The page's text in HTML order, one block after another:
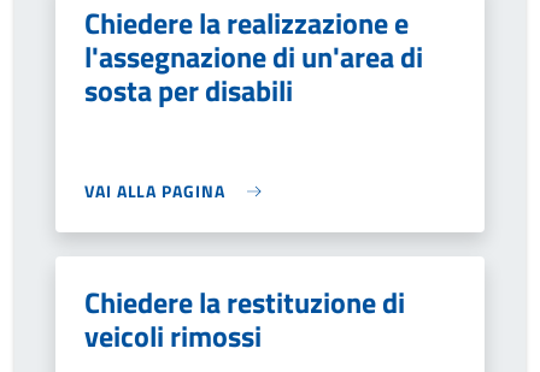
Chiedere la realizzazione e
l'assegnazione di un'area di
sosta per disabili
VAI ALLA PAGINA
Chiedere la restituzione di
veicoli rimossi